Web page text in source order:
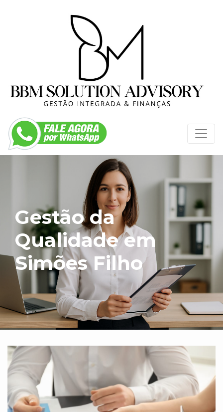
Gestão da
Qualidade em
Simões Filho